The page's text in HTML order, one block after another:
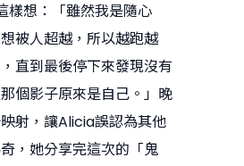
樣想：「雖然我是隨心
被人超越，所以越跑越
直到最後停下來發現沒有
個影子原來是自己。」晚
射，讓Alicia誤認為其他
，她分享完這次的「鬼